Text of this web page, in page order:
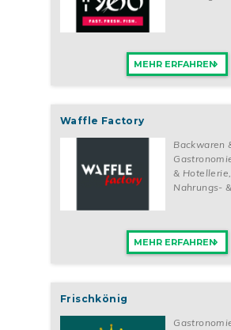
MEHR ERFAHREN
Waffle Factory
Backwaren
& Hotellerie
Nahrungs-
MEHR ERFAHREN
Frischkönig